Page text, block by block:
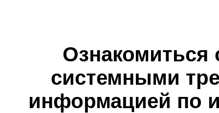
Ознакомиться
системными
информацией по